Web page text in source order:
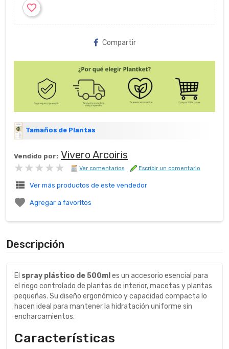
favorite_border
Compartir
Tamaños de Plantas
Vendido por: Vivero Arcoiris
★★★★★
★★★★★ Ver comentarios Escribir un comentario
view_list Ver más productos de este vendedor
 Agregar a favoritos
Descripción
El spray plástico de 500ml es un accesorio esencial para
el riego controlado de plantas de interior, macetas y plantas
pequeñas. Su diseño ergonómico y capacidad compacta lo
hacen ideal para mantener la hidratación uniforme sin
encharcamientos.
Características